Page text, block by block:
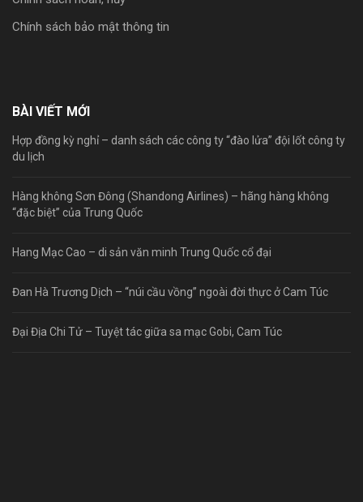
Chính sách bảo mật thông tin
BÀI VIẾT MỚI
Hợp đồng kỳ nghỉ – danh sách các công ty “đào lửa” đội lốt công ty
du lịch
Hàng không Sơn Đông (Shandong Airlines) – hãng hàng không
“đặc biệt” của Trung Quốc
Hang Mạc Cao – di sản văn minh Trung Quốc cổ đại
Đan Hà Trương Dịch – “núi cầu vồng” ngoài đời thực ở Cam Túc
Đại Địa Chi Tử – Tuyệt tác giữa sa mạc Gobi, Cam Túc